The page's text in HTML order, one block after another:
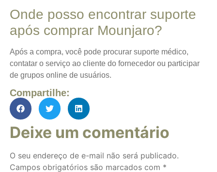
Onde posso encontrar suporte
após comprar Mounjaro?
Após a compra, você pode procurar suporte médico,
contatar o serviço ao cliente do fornecedor ou participar
de grupos online de usuários.
Compartilhe:
Deixe um comentário
O seu endereço de e-mail não será publicado.
Campos obrigatórios são marcados com *